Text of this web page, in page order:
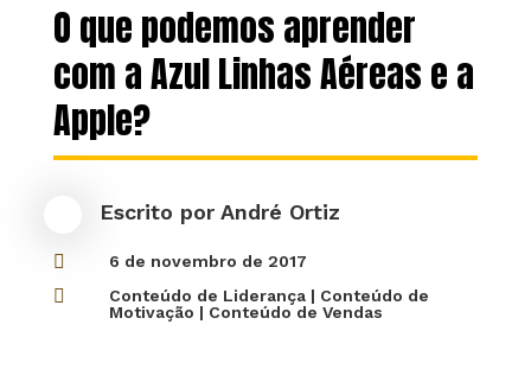
O que podemos aprender
com a Azul Linhas Aéreas e a
Apple?
Escrito por André Ortiz
 6 de novembro de 2017
 Conteúdo de Liderança| Conteúdo de
Motivação | Conteúdo de Vendas